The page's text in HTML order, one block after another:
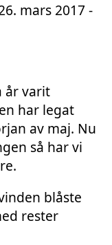
mars 2017 -
år varit
har legat
av maj. Nu
så har vi
blåste
rester